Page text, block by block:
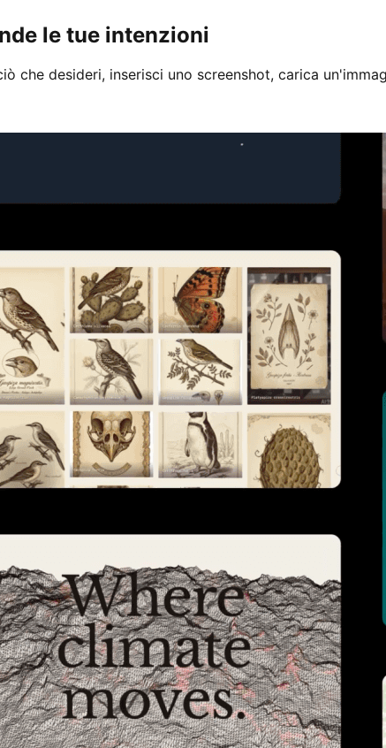
le tue intenzioni
che desideri, inserisci uno screenshot, carica